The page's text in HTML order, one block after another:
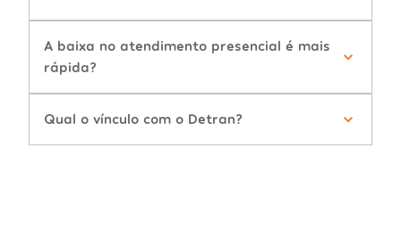
A baixa no atendimento presencial é mais
rápida?
Qual o vínculo com o Detran?